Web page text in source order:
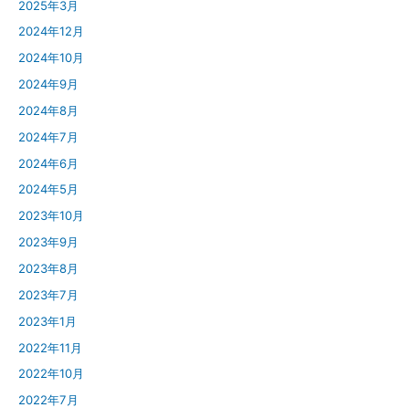
2025年3月
2024年12月
2024年10月
2024年9月
2024年8月
2024年7月
2024年6月
2024年5月
2023年10月
2023年9月
2023年8月
2023年7月
2023年1月
2022年11月
2022年10月
2022年7月